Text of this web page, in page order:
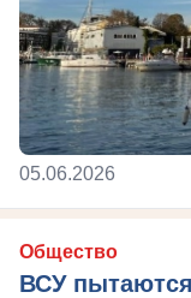
05.06.2026
Общество
ВСУ